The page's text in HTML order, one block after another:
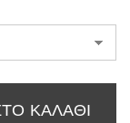
ΚΑΛΆΘΙ